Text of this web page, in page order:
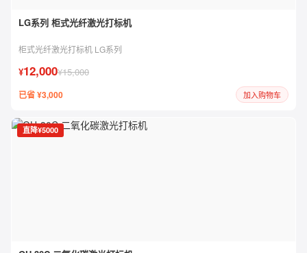
LG系列 柜式光纤激光打标机
柜式光纤激光打标机 LG系列
¥12,000¥15,000
已省 ¥3,000 加入购物车
直降¥5000